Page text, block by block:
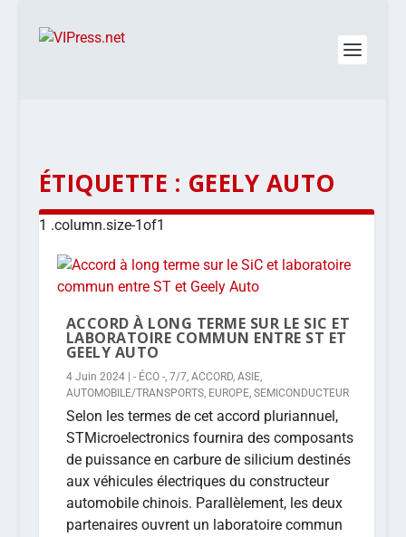
ÉTIQUETTE : GEELY AUTO
ACCORD À LONG TERME SUR LE SIC ET
LABORATOIRE COMMUN ENTRE ST ET
GEELY AUTO
4 Juin 2024| - ÉCO -, 7/7, ACCORD, ASIE,
AUTOMOBILE/TRANSPORTS, EUROPE, SEMICONDUCTEUR
Selon les termes de cet accord pluriannuel,
STMicroelectronics fournira des composants
de puissance en carbure de silicium destinés
aux véhicules électriques du constructeur
automobile chinois. Parallèlement, les deux
partenaires ouvrent un laboratoire commun